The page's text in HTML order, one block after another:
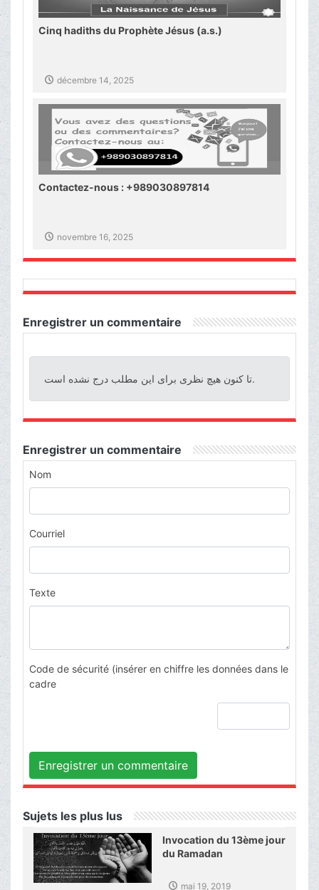
Cinq hadiths du Prophète Jésus (a.s.)
décembre 14, 2025
Contactez-nous : +989030897814
novembre 16, 2025
Enregistrer un commentaire
تا کنون هیچ نظری برای این مطلب درج نشده است.
Enregistrer un commentaire
Nom
Courriel
Texte
Code de sécurité (insérer en chiffre les données dans le
cadre
Enregistrer un commentaire
Sujets les plus lus
Invocation du 13ème jour
du Ramadan
mai 19, 2019